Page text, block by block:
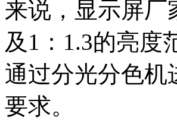
来说，显示屏厂
及1：1.3的亮度
通过分光分色机
要求。